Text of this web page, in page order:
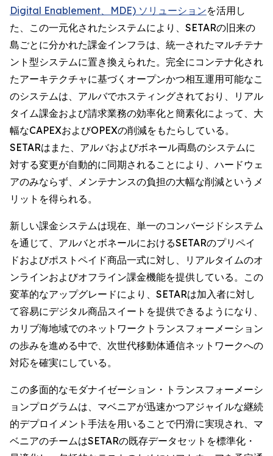
Digital Enablement、MDE) ソリューションを活用し
た、この一元化されたシステムにより、SETARの旧来の
島ごとに分かれた課金インフラは、統一されたマルチテナ
ント型システムに置き換えられた。完全にコンテナ化され
たアーキテクチャに基づくオープンかつ相互運用可能なこ
のシステムは、アルバでホスティングされており、リアル
タイム課金および請求業務の効率化と簡素化によって、大
幅なCAPEXおよびOPEXの削減をもたらしている。
SETARはまた、アルバおよびボネール両島のシステムに
対する変更が自動的に同期されることにより、ハードウェ
アのみならず、メンテナンスの負担の大幅な削減というメ
リットを得られる。
新しい課金システムは現在、単一のコンバージドシステム
を通じて、アルバとボネールにおけるSETARのプリペイ
ドおよびポストペイド商品一式に対し、リアルタイムのオ
ンラインおよびオフライン課金機能を提供している。この
変革的なアップグレードにより、SETARは加入者に対し
て容易にデジタル商品スイートを提供できるようになり、
カリブ海地域でのネットワークトランスフォーメーション
の歩みを進める中で、次世代移動体通信ネットワークへの
対応を確実にしている。
この多面的なモダナイゼーション・トランスフォーメーシ
ョンプログラムは、マベニアが迅速かつアジャイルな継続
的デプロイメント手法を用いることで円滑に実現され、マ
ベニアのチームはSETARの既存データセットを標準化・